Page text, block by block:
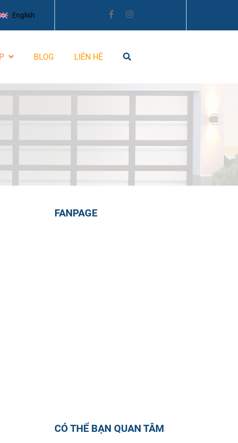
FANPAGE
CÓ THỂ BẠN QUAN TÂM
English
BLOG LIÊN HỆ